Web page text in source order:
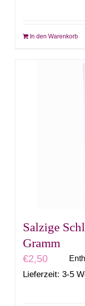
In den Warenkorb
Salzige
Gramm
€2,50
Lieferzeit: 3-5